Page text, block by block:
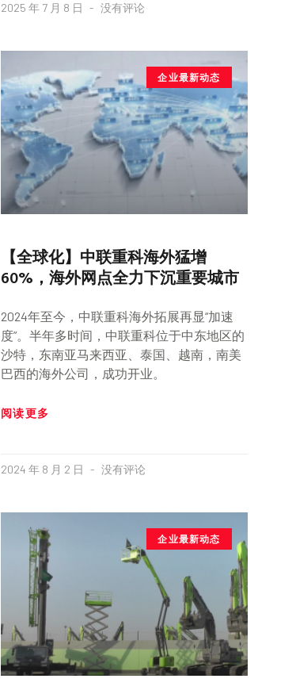
2025 年 7 月 8 日 没有评论
企业最新动态
【全球化】中联重科海外猛增
60%，海外网点全力下沉重要城市
2024年至今，中联重科海外拓展再显“加速
度”。半年多时间，中联重科位于中东地区的
沙特，东南亚马来西亚、泰国、越南，南美
巴西的海外公司，成功开业。
阅读更多
2024 年 8 月 2 日 没有评论
企业最新动态